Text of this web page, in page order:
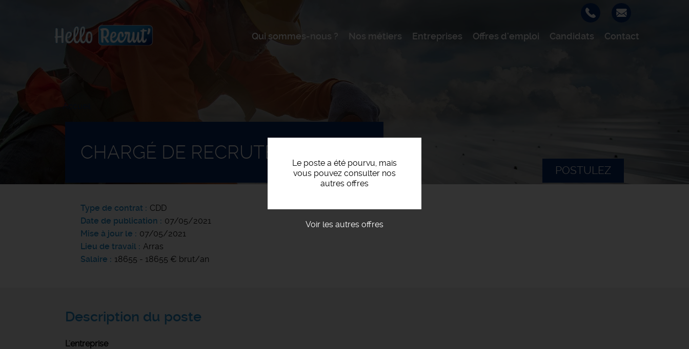
Qui sommes-nous ? Nos métiers Entreprises Offres d'emploi Candidats Contact
Accueil
Le poste a été pourvu, mais
vous pouvez consulter nos
autres offres
Voir les autres offres
POSTULEZ
CHARGÉ DE RECRUTEMENT F/H
Type de contrat
CDD
Date de publication
07/05/2021
Mise à jour le
07/05/2021
Lieu de travail
Arras
Salaire
18655 - 18655 € brut/an
Description du poste
L'entreprise